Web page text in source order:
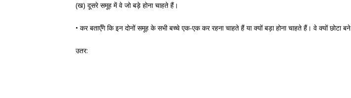
(ख) दूसरे समूह में वे जो बड़े होना चाहते हैं।
• कर बताएँगे कि इन दोनों समूह के सभी बच्चे एक-एक कर रहना चाहते हैं या क्यों बड़ा होना चाहते हैं। वे क्यों छोटा बने
उतर: